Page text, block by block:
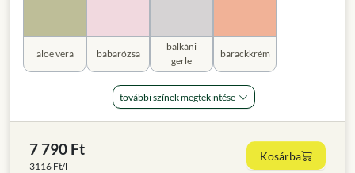
aloe vera babarózsa
balkáni
gerle
barackkrém
további színek megtekintése
7 790 Ft
3116 Ft/l
Kosárba